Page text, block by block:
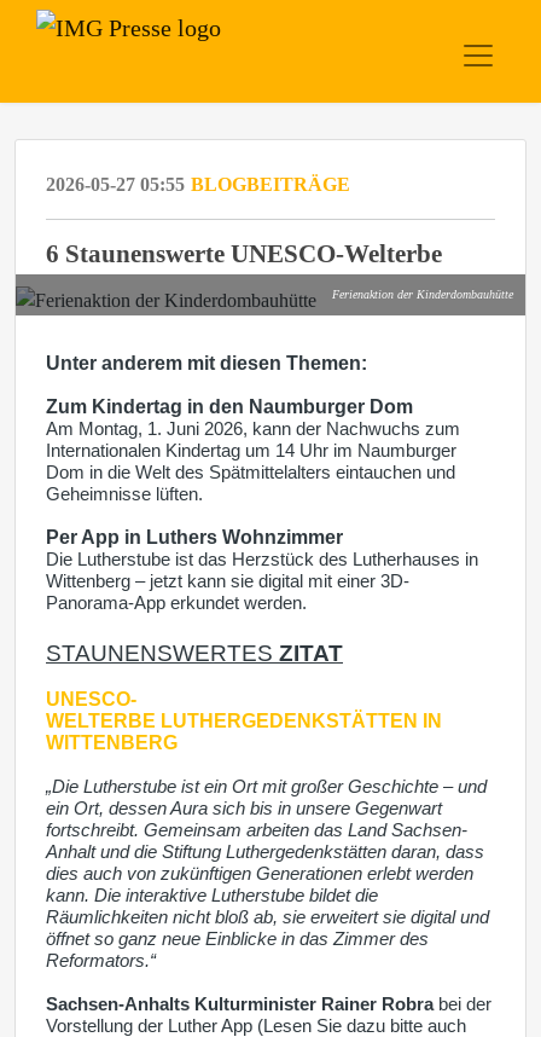
2026-05-27 05:55 BLOGBEITRÄGE
6 Staunenswerte UNESCO-Welterbe
Ferienaktion der Kinderdombauhütte
Unter anderem mit diesen Themen:
Zum Kindertag in den Naumburger Dom
Am Montag, 1. Juni 2026, kann der Nachwuchs zum
Internationalen Kindertag um 14 Uhr im Naumburger
Dom in die Welt des Spätmittelalters eintauchen und
Geheimnisse lüften.
Per App in Luthers Wohnzimmer
Die Lutherstube ist das Herzstück des Lutherhauses in
Wittenberg – jetzt kann sie digital mit einer 3D-
Panorama-App erkundet werden.
STAUNENSWERTES ZITAT
UNESCO-
WELTERBE LUTHERGEDENKSTÄTTEN IN
WITTENBERG
„Die Lutherstube ist ein Ort mit großer Geschichte – und
ein Ort, dessen Aura sich bis in unsere Gegenwart
fortschreibt. Gemeinsam arbeiten das Land Sachsen-
Anhalt und die Stiftung Luthergedenkstätten daran, dass
dies auch von zukünftigen Generationen erlebt werden
kann. Die interaktive Lutherstube bildet die
Räumlichkeiten nicht bloß ab, sie erweitert sie digital und
öffnet so ganz neue Einblicke in das Zimmer des
Reformators.“
Sachsen-Anhalts Kulturminister Rainer Robra bei der
Vorstellung der Luther App (Lesen Sie dazu bitte auch